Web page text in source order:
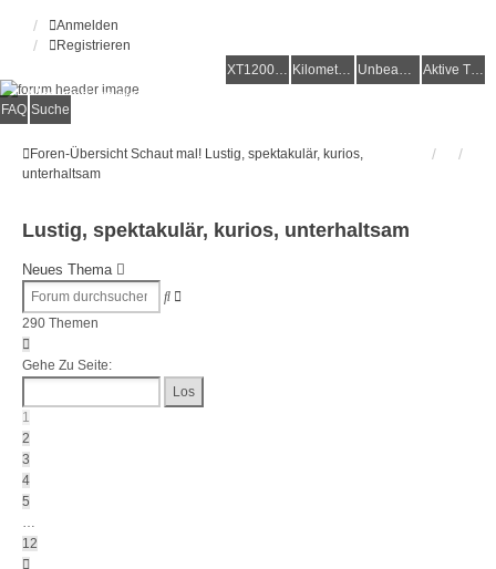
Anmelden
Registrieren
XT1200Z-Wiki
Kilometerstatistik Unbeantwortete Themen Aktive Themen
Alles rund um die Yamaha XT1200Z Super Ténéré
FAQ Suche
Foren-Übersicht Schaut mal! Lustig, spektakulär, kurios,
unterhaltsam
Lustig, spektakulär, kurios, unterhaltsam
Neues Thema
Suche
290 Themen
1
12
Gehe Zu Seite:
1
2
3
4
5
…
12